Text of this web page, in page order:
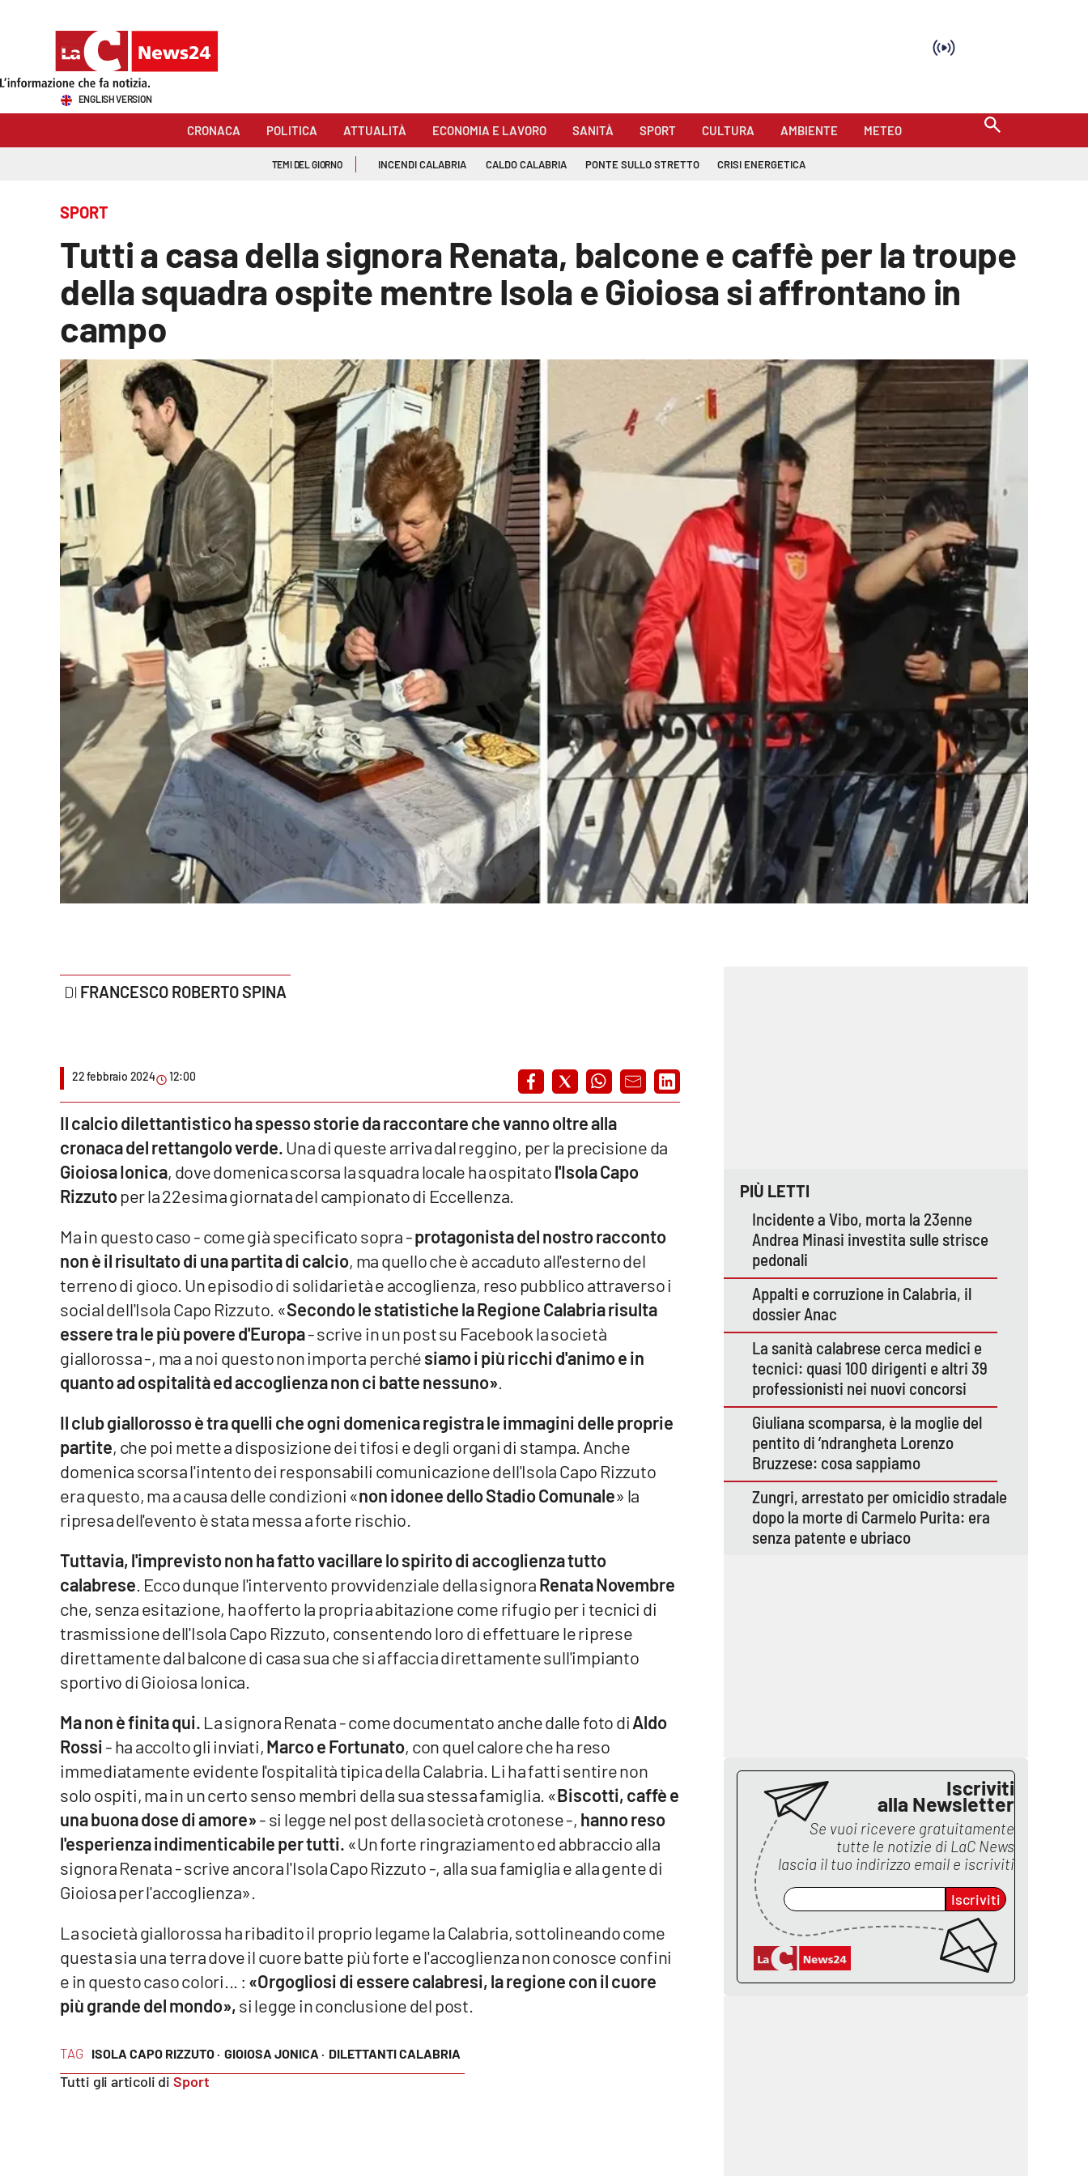
Sezioni
Economia e lavoro
Economia e Lavoro
Leggendo Alvaro insieme
Le perfidie di Antonella Grippo
Venti di comunicazione
Streaming
LaC Network
Vibo Valentia
Lamezia Terme
Buona Sanità Calabria
Calabriavisione
Destinazioni
Lacitymag.it
ENGLISH VERSION
CRONACA POLITICA ATTUALITÀ ECONOMIA E LAVORO SANITÀ SPORT CULTURA AMBIENTE METEO
TEMI DEL GIORNO INCENDI CALABRIA CALDO CALABRIA PONTE SULLO STRETTO CRISI ENERGETICA
SPORT
Tutti a casa della signora Renata, balcone e caffè per la troupe
della squadra ospite mentre Isola e Gioiosa si affrontano in
campo
FRANCESCO ROBERTO SPINA
22 febbraio 2024 12:00
TAG ISOLA CAPO RIZZUTO · GIOIOSA JONICA · DILETTANTI CALABRIA
Tutti gli articoli di Sport
Il calcio dilettantistico ha spesso storie da raccontare che vanno oltre alla
cronaca del rettangolo verde.Una di queste arriva dal reggino, per la precisione da
Gioiosa Ionica, dove domenica scorsa la squadra locale ha ospitatol'Isola Capo
Rizzutoper la 22esima giornata del campionato di Eccellenza.
Ma in questo caso - come già specificato sopra -protagonista del nostro racconto
non è il risultato di una partita di calcio, ma quello che è accaduto all'esterno del
terreno di gioco. Un episodio di solidarietà e accoglienza, reso pubblico attraverso i
social dell'Isola Capo Rizzuto. «Secondo le statistiche la Regione Calabria risulta
essere tra le più povere d'Europa- scrive in un post su Facebook la società
giallorossa -, ma a noi questo non importa perchésiamo i più ricchi d'animo e in
quanto ad ospitalità ed accoglienza non ci batte nessuno»
Il club giallorosso è tra quelli che ogni domenica registra le immagini delle proprie
partite, che poi mette a disposizione dei tifosi e degli organi di stampa. Anche
domenica scorsa l'intento dei responsabili comunicazione dell'Isola Capo Rizzuto
era questo, ma a causa delle condizioni «non idonee dello Stadio Comunale» la
ripresa dell'evento è stata messa a forte rischio.
Tuttavia, l'imprevisto non ha fatto vacillare lo spirito di accoglienza tutto
calabrese . Ecco dunque l'intervento provvidenziale della signoraRenata Novembre
che, senza esitazione, ha offerto la propria abitazione come rifugio per i tecnici di
trasmissione dell'Isola Capo Rizzuto, consentendo loro di effettuare le riprese
direttamente dal balcone di casa sua che si affaccia direttamente sull'impianto
sportivo di Gioiosa Ionica.
Ma non è finita qui. La signora Renata - come documentato anche dalle foto diAldo
Rossi- ha accolto gli inviati,Marco e Fortunato, con quel calore che ha reso
immediatamente evidente l'ospitalità tipica della Calabria. Li ha fatti sentire non
solo ospiti, ma in un certo senso membri della sua stessa famiglia. «Biscotti, caffè e
una buona dose di amore»- si legge nel post della società crotonese -, hanno reso
l'esperienza indimenticabile per tutti. «Un forte ringraziamento ed abbraccio alla
signora Renata - scrive ancora l'Isola Capo Rizzuto -, alla sua famiglia e alla gente di
Gioiosa per l'accoglienza».
La società giallorossa ha ribadito il proprio legame la Calabria, sottolineando come
questa sia una terra dove il cuore batte più forte e l'accoglienza non conosce confini
e in questo caso colori... : «Orgogliosi di essere calabresi, la regione con il cuore
più grande del mondo»,si legge in conclusione del post.
PIÙ LETTI
Incidente a Vibo, morta la 23enne
Andrea Minasi investita sulle strisce
pedonali
Appalti e corruzione in Calabria, il
dossier Anac
La sanità calabrese cerca medici e
tecnici: quasi 100 dirigenti e altri 39
professionisti nei nuovi concorsi
Giuliana scomparsa, è la moglie del
pentito di ’ndrangheta Lorenzo
Bruzzese: cosa sappiamo
Zungri, arrestato per omicidio stradale
dopo la morte di Carmelo Purita: era
senza patente e ubriaco
Iscriviti
alla Newsletter
Se vuoi ricevere gratuitamente
tutte le notizie di LaC News
lascia il tuo indirizzo email e iscriviti
Iscriviti